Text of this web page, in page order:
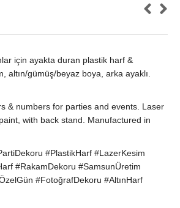
için ayakta duran plastik harf &
altın/gümüş/beyaz boya, arka ayaklı.
& numbers for parties and events. Laser
with back stand. Manufactured in
#PlastikHarf #LazerKesim
#RakamDekoru #SamsunÜretim
#FotoğrafDekoru #AltınHarf